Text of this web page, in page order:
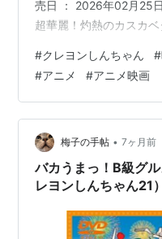
売日 ： 2026年02月25
超華麗！灼熱のカスカ
のカスカベダンサーズ(
＆ボーちゃんのプラモ
ター) [ 臼井儀人 ] 楽天
ちゃん 超華麗！灼熱の
臼井儀人 ] 楽…
#クレヨンしんちゃん #
#アニメ #アニメ映画
梅子の手帖 • 7ヶ月前
バカうまっ！B級グ
レヨンしんちゃん21）